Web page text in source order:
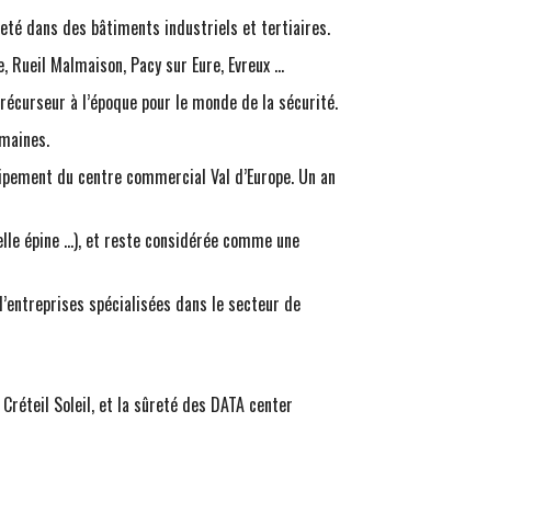
dans des bâtiments industriels et tertiaires.
Malmaison, Pacy sur Eure, Evreux …
à l’époque pour le monde de la sécurité.
du centre commercial Val d’Europe. Un an
épine …), et reste considérée comme une
spécialisées dans le secteur de
Soleil, et la sûreté des DATA center